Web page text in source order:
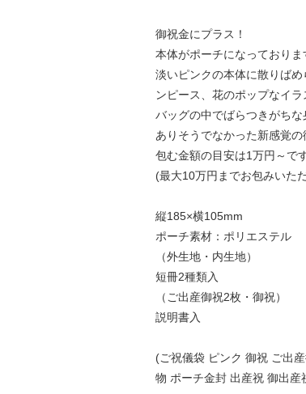
御祝金にプラス！
本体がポーチになっておりま
淡いピンクの本体に散りば
ンピース、花のポップなイラ
バッグの中でばらつきがち
ありそうでなかった新感覚
包む金額の目安は1万円～です
(最大10万円までお包みいた
縦185×横105mm
ポーチ素材：ポリエステル
（外生地・内生地）
短冊2種類入
（ご出産御祝2枚・御祝）
説明書入
(ご祝儀袋 ピンク 御祝 ご出
物 ポーチ金封 出産祝 御出産